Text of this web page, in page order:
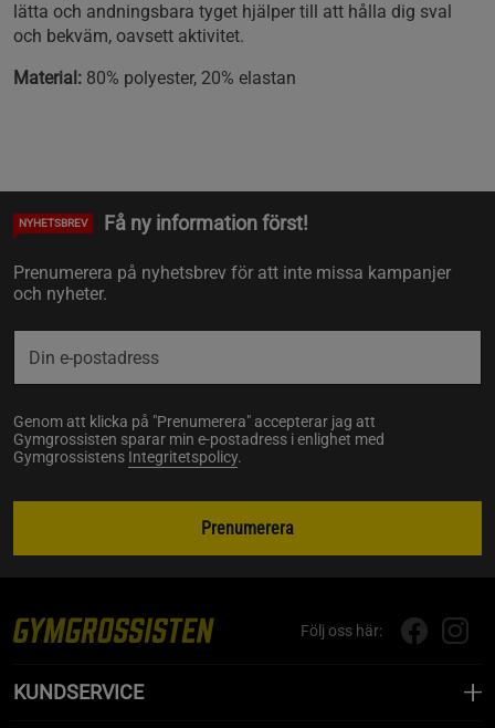
lätta och andningsbara tyget hjälper till att hålla dig sval
och bekväm, oavsett aktivitet.
Material: 80% polyester, 20% elastan
NYHETSBREV Få ny information först!
Prenumerera på nyhetsbrev för att inte missa kampanjer
och nyheter.
Genom att klicka på "Prenumerera" accepterar jag att
Gymgrossisten sparar min e-postadress i enlighet med
Gymgrossistens Integritetspolicy.
Prenumerera
Följ oss här:
KUNDSERVICE